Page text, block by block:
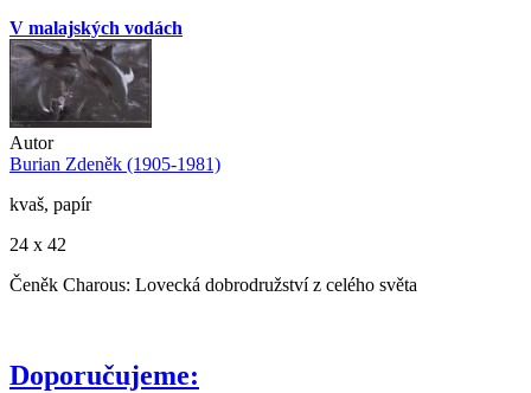
V malajských vodách
Autor
Burian Zdeněk (1905-1981)
kvaš, papír
24 x 42
Čeněk Charous: Lovecká dobrodružství z celého světa
Doporučujeme: